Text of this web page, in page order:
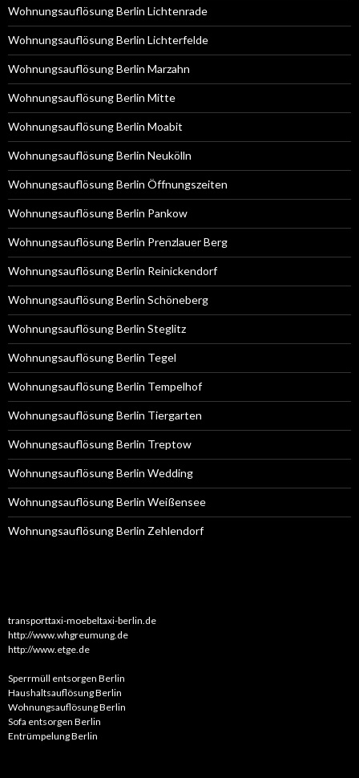
Wohnungsauflösung Berlin Lichtenrade
Wohnungsauflösung Berlin Lichterfelde
Wohnungsauflösung Berlin Marzahn
Wohnungsauflösung Berlin Mitte
Wohnungsauflösung Berlin Moabit
Wohnungsauflösung Berlin Neukölln
Wohnungsauflösung Berlin Öffnungszeiten
Wohnungsauflösung Berlin Pankow
Wohnungsauflösung Berlin Prenzlauer Berg
Wohnungsauflösung Berlin Reinickendorf
Wohnungsauflösung Berlin Schöneberg
Wohnungsauflösung Berlin Steglitz
Wohnungsauflösung Berlin Tegel
Wohnungsauflösung Berlin Tempelhof
Wohnungsauflösung Berlin Tiergarten
Wohnungsauflösung Berlin Treptow
Wohnungsauflösung Berlin Wedding
Wohnungsauflösung Berlin Weißensee
Wohnungsauflösung Berlin Zehlendorf
transporttaxi-moebeltaxi-berlin.de
http://www.whgreumung.de
http://www.etge.de
Sperrmüll entsorgen Berlin
Haushaltsauflösung Berlin
Wohnungsauflösung Berlin
Sofa entsorgen Berlin
Entrümpelung Berlin